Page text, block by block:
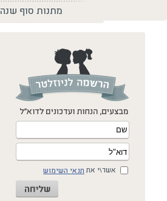
מתנות סוף שנה
אשר\י את תנאי השימוש